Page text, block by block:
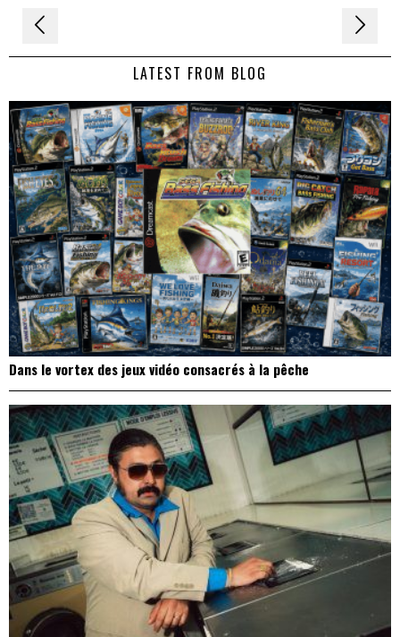
Navigation
de LATEST FROM BLOG
Dans le vortex des jeux vidéo consacrés à la pêche